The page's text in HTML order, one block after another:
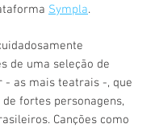
Sympla.
de uma seleção de
- as mais teatrais -, que
fortes personagens,
Canções como